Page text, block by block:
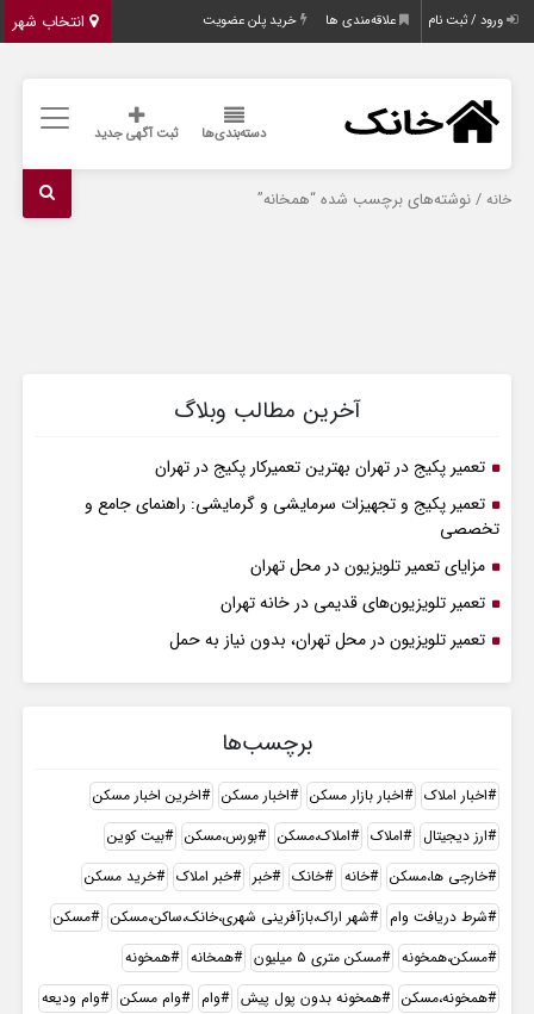
انتخاب شهر ورود / ثبت نام علاقه‌مندی ها خرید پلن عضویت
دسته‌بندی‌ها ثبت آگهی جدید
خانه / نوشته‌های برچسب شده “همخانه”
آخرین مطالب وبلاگ
تعمیر پکیج در تهران بهترین تعمیرکار پکیج در تهران
تعمیر پکیج و تجهیزات سرمایشی و گرمایشی: راهنمای جامع و
تخصصی
مزایای تعمیر تلویزیون در محل تهران
تعمیر تلویزیون‌های قدیمی در خانه تهران
تعمیر تلویزیون در محل تهران، بدون نیاز به حمل
برچسب‌ها
اخبار املاک اخبار بازار مسکن اخبار مسکن
اخرین اخبار مسکن
ارز دیجیتال
املاک املاک،مسکن بورس،مسکن
بیت کوین
خارجی ها،مسکن
خانه خانک خبر خبر املاک
خرید مسکن
شرط دریافت وام
شهر اراک،بازآفرینی شهری،خانک،ساکن،مسکن
مسکن
مسکن،همخونه
مسکن متری ۵ میلیون همخانه
همخونه
همخونه،مسکن
همخونه بدون پول پیش وام وام مسکن
وام ودیعه